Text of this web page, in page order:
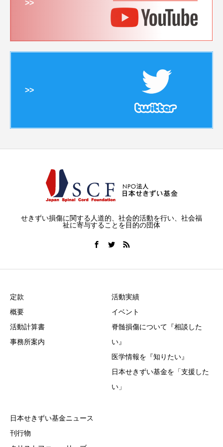
>>
>>
せきずい損傷に関する人道的、社会的活動を行い、社会福
祉に寄与することを目的の団体
定款
概要
活動計算書
事務所案内
活動実績
イベント
脊髄損傷について『相談した
い』
医学情報を『知りたい』
日本せきずい基金を「支援した
い」
日本せきずい基金ニュース
刊行物